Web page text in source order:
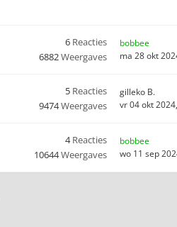
6 Reacties
6882Weergaves
bobbee
ma 28 okt
5 Reacties
9474Weergaves
gilleko B.
vr 04 okt
4Reacties
10644Weergaves
bobbee
wo 11 sep